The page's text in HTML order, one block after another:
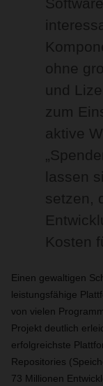
ohne
und
zum
aktive
lassen
setzen,
Kosten
Einen gewaltigen
leistungsfähige
von vielen
Projekt deutlich
erfolgreichste
Repositories
73 Millionen